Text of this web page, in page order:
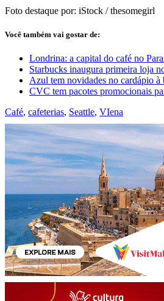
Foto destaque por: iStock / thesomegirl
Você também vai gostar de:
Londrina: a capital do café no
Starbucks inaugura primeira loja
Azul tem novidades no cardápio à
CVC tem pacotes promocionais
Café, cafeterias, Seattle, VIena